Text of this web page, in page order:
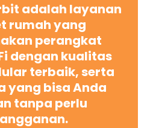
adalah layanan
rumah yang
perangkat
dengan kualitas
terbaik, serta
yang bisa Anda
tanpa perlu